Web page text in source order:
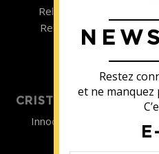
Relooking homme
Relooking femme
CRISTINA SOUTIENT
Innocence en Danger
Restez
et ne manquez